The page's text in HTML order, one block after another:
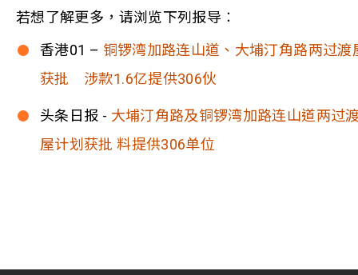
若想了解更多，请浏览下列报导︰
香港01 – 铜锣湾加路连山道、大埔汀角路两过渡
获批 涉款1.6亿提供306伙
头条日报 - 大埔汀角路及铜锣湾加路连山道两过
屋计划获批 料提供306单位